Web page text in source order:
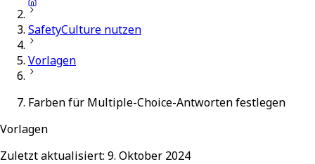
SafetyCulture nutzen
Vorlagen
Farben für Multiple-Choice-Antworten festlegen
Vorlagen
Zuletzt aktualisiert: 9. Oktober 2024